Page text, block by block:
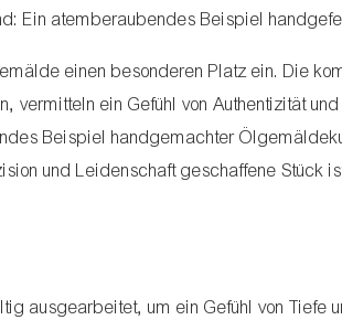
Ein atemberaubendes Beispiel
einen besonderen Platz ein. Die
vermitteln ein Gefühl von Authentizität
Beispiel handgemachter
und Leidenschaft geschaffene Stück
ausgearbeitet, um ein Gefühl von Tiefe